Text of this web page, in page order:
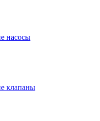
насосы
клапаны